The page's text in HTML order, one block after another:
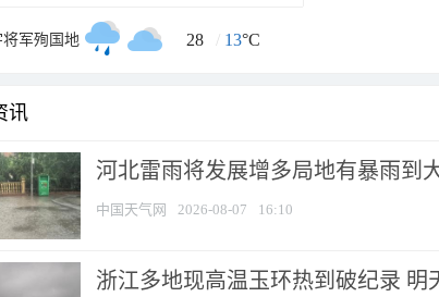
军殉国地 28 / 13°C
讯
河北雷雨将发展增多局地有暴雨到
中国天气网 2026-08-07 16:10
浙江多地现高温玉环热到破纪录 明